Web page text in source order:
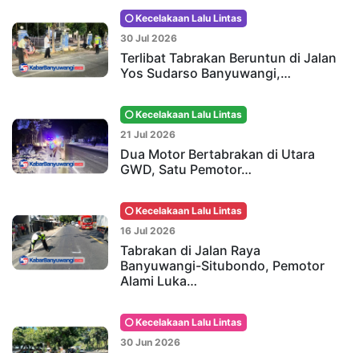
Kecelakaan Lalu Lintas
30 Jul 2026
Terlibat Tabrakan Beruntun di Jalan
Yos Sudarso Banyuwangi,…
Kecelakaan Lalu Lintas
21 Jul 2026
Dua Motor Bertabrakan di Utara
GWD, Satu Pemotor…
Kecelakaan Lalu Lintas
16 Jul 2026
Tabrakan di Jalan Raya
Banyuwangi-Situbondo, Pemotor
Alami Luka…
Kecelakaan Lalu Lintas
30 Jun 2026